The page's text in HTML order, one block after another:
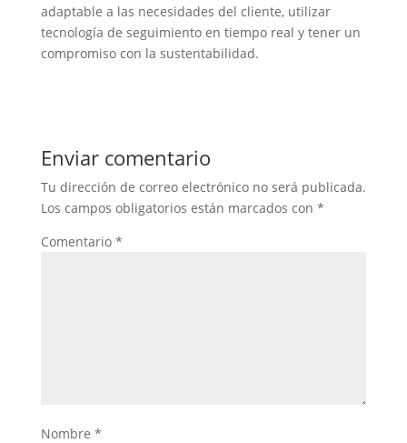
adaptable a las necesidades del cliente, utilizar
tecnología de seguimiento en tiempo real y tener un
compromiso con la sustentabilidad.
Enviar comentario
Tu dirección de correo electrónico no será publicada.
Los campos obligatorios están marcados con *
Comentario *
Nombre *